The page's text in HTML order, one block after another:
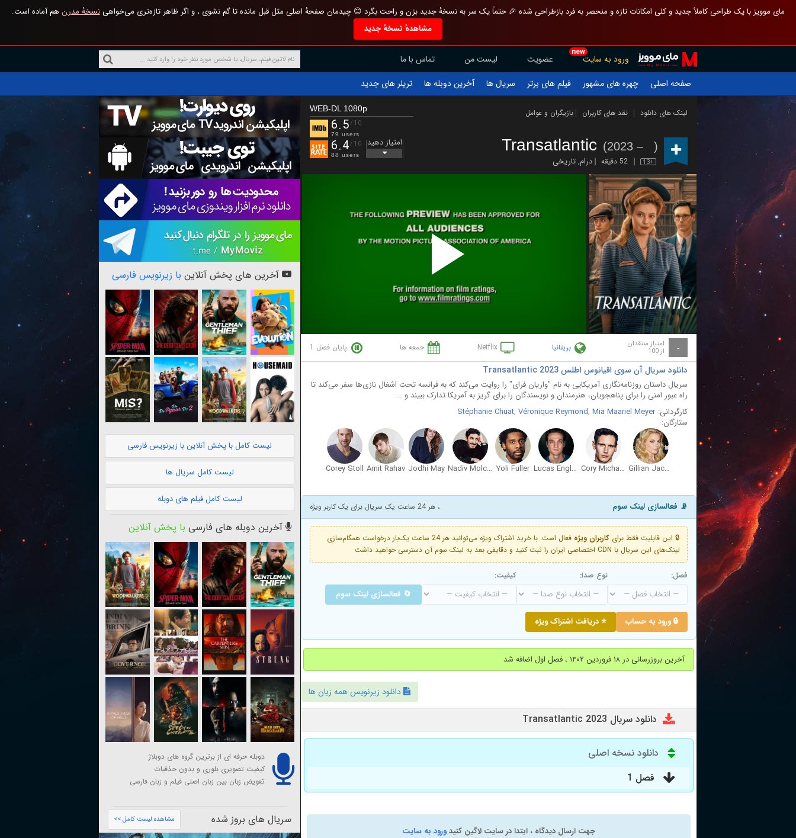
مای موویز با یک طراحی کاملاً جدید و کلی امکانات تازه و منحصر به فرد بازطراحی شده 🎉 حتماً یک سر به نسخهٔ جدید بزن و راحت بگرد 😊 چیدمان صفحهٔ اصلی مثل قبل مانده تا گم نشوی ، و اگر ظاهر تازه‌تری می‌خواهینسخهٔ مدرن هم آماده است.
مشاهدهٔ نسخهٔ جدید
new
ورود به سایت عضویت لیست من
تماس با ما
صفحه اصلی
چهره های مشهور فیلم های برتر سریال ها آخرین دوبله ها تریلر های جدید
لینک های دانلود نقد های کاربران بازیگران و عوامل
Transatlantic (2023 – )
13+ 52 دقیقه درام,تاریخی
WEB-DL 1080p
6.5/10
79 users
6.4/10
88 users
امتیاز دهید
Play
Video
- امتیاز منتقدان
از 100 بریتانیا Netflix جمعه ها پایان فصل 1
دانلود سریال آن سوی اقیانوس اطلس Transatlantic 2023
سریال داستان روزنامه‎‌نگاری آمریکایی به نام "واریان فرای" را روایت می‌کند که به فرانسه تحت اشغال نازی‌ها سفر می‌کند تا
راه عبور امنی را برای پناهجویان، هنرمندان و نویسندگان را برای گریز به آمریکا تدارک ببیند و ...
کارگردانی:
Stéphanie Chuat, Véronique Reymond, Mia Maariel Meyer
ستارگان:
Gillian Jacobs
Cory Michael Smith
Lucas Englander
Yoli Fuller
Nadiv Molcho
Jodhi May
Amit Rahav
Corey Stoll
📡 فعالسازی لینک سوم ، هر 24 ساعت یک سریال برای یک کاربر ویژه
🔒 این قابلیت فقط برای کاربران ویژه
فعال است. با خرید اشتراک ویژه می‌توانید هر 24 ساعت یک‌بار درخواست همگام‌سازی
لینک‌های این سریال با CDN اختصاصی ایران را ثبت کنید و دقایقی بعد به لینک سوم آن دسترسی خواهید داشت
فصل: نوع صدا: کیفیت:
🔄 فعالسازی لینک سوم
🔒 ورود به حساب ⭐ دریافت اشتراک ویژه
آخرین بروزرسانی در ۱۸ فروردین ۱۴۰۲ ، فصل اول اضافه شد
دانلود زیرنویس همه زبان ها
دانلود سریال Transatlantic 2023
دانلود نسخه اصلی
فصل 1
جهت ارسال دیدگاه ، ابتدا در سایت لاگین کنیدورود به سایت
آخرین های پخش آنلاین با زیرنویس فارسی
لیست کامل با پخش آنلاین با زیرنویس فارسی
لیست کامل سریال ها
لیست کامل فیلم های دوبله
آخرین دوبله های فارسی با پخش آنلاین
دوبله حرفه ای از برترین گروه های دوبلاژ
کیفیت تصویری بلوری و بدون حذفیات
تعویض زبان بین زبان اصلی فیلم و زبان فارسی
سریال های بروز شده مشاهده لیست کامل >>